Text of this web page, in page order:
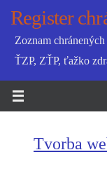
SkipRegister
Zoznam
ŤZP, ZŤP, ťažko
Tvorba